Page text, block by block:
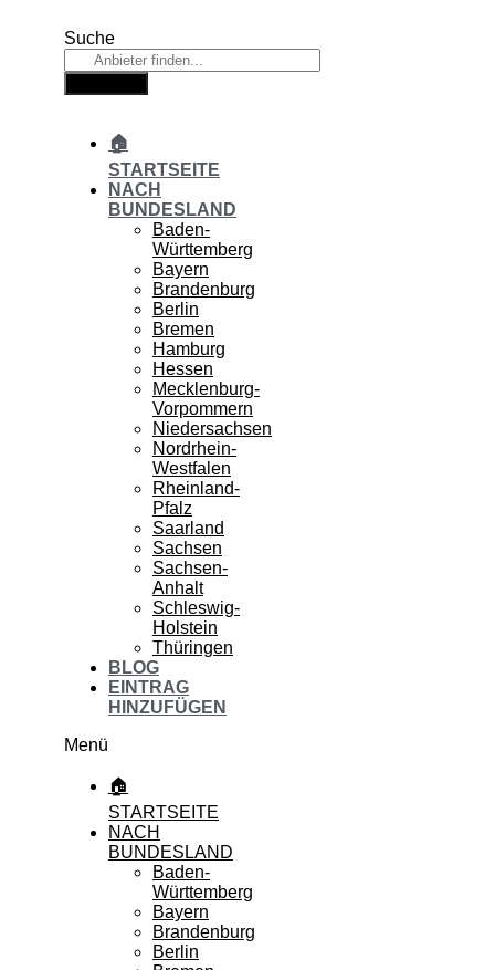
Suche
🏠
STARTSEITE
NACH
BUNDESLAND
Baden-
Württemberg
Bayern
Brandenburg
Berlin
Bremen
Hamburg
Hessen
Mecklenburg-
Vorpommern
Niedersachsen
Nordrhein-
Westfalen
Rheinland-
Pfalz
Saarland
Sachsen
Sachsen-
Anhalt
Schleswig-
Holstein
Thüringen
BLOG
EINTRAG
HINZUFÜGEN
Menü
🏠
STARTSEITE
NACH
BUNDESLAND
Baden-
Württemberg
Bayern
Brandenburg
Berlin